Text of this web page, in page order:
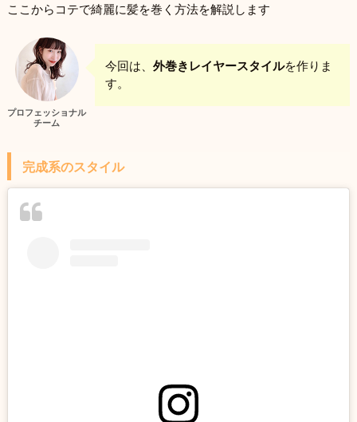
ここからコテで綺麗に髪を巻く方法を解説します
プロフェッショナル
チーム
今回は、 外巻きレイヤースタイルを作りま
す。
完成系のスタイル